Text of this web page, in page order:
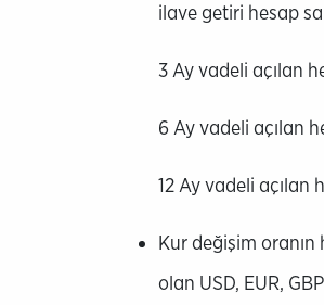
ilave getiri hesap
3 Ay vadeli açılan
6 Ay vadeli açılan
12 Ay vadeli açılan
Kur değişim oranın
olan USD, EUR,